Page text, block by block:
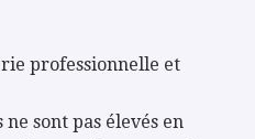
professionnelle et
sont pas élevés en